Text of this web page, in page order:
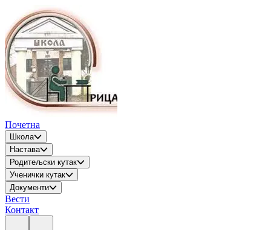
Почетна
Школа
Настава
Родитељски кутак
Ученички кутак
Документи
Вести
Контакт